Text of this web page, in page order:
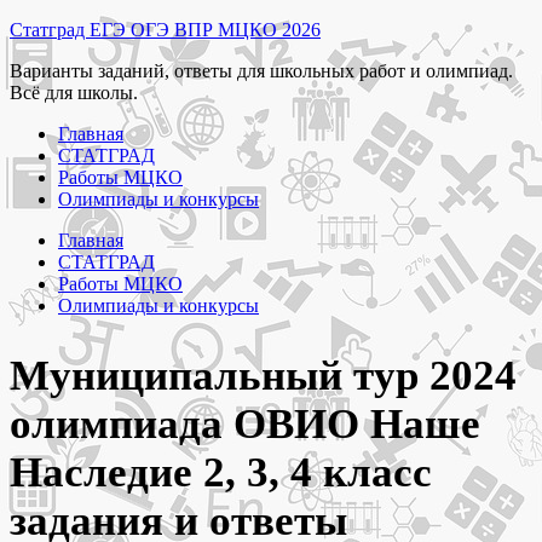
Перейти
к
содержимому
Статград ЕГЭ ОГЭ ВПР МЦКО 2026
Варианты заданий, ответы для школьных работ и олимпиад.
Всё для школы.
Главная
СТАТГРАД
Работы МЦКО
Олимпиады и конкурсы
Главная
СТАТГРАД
Работы МЦКО
Олимпиады и конкурсы
Муниципальный тур 2024
олимпиада ОВИО Наше
Наследие 2, 3, 4 класс
задания и ответы